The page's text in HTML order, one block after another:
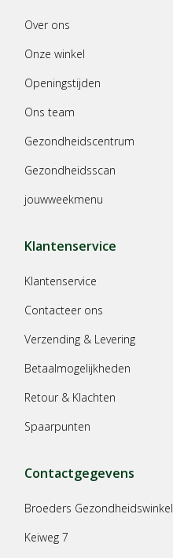
Over ons
Onze winkel
Openingstijden
Ons team
Gezondheidscentrum
Gezondheidsscan
jouwweekmenu
Klantenservice
Klantenservice
Contacteer ons
Verzending & Levering
Betaalmogelijkheden
Retour & Klachten
Spaarpunten
Contactgegevens
Broeders Gezondheidswinkel
Keiweg 7